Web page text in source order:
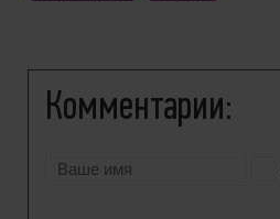
Комментарии: